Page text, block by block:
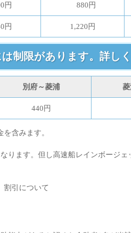
円 880円
円 1,220円
制限があります。詳し
別府～菱浦
440円
含みます。
ります。但し高速船レインボージ
割引について